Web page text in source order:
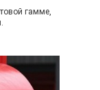
гамме,